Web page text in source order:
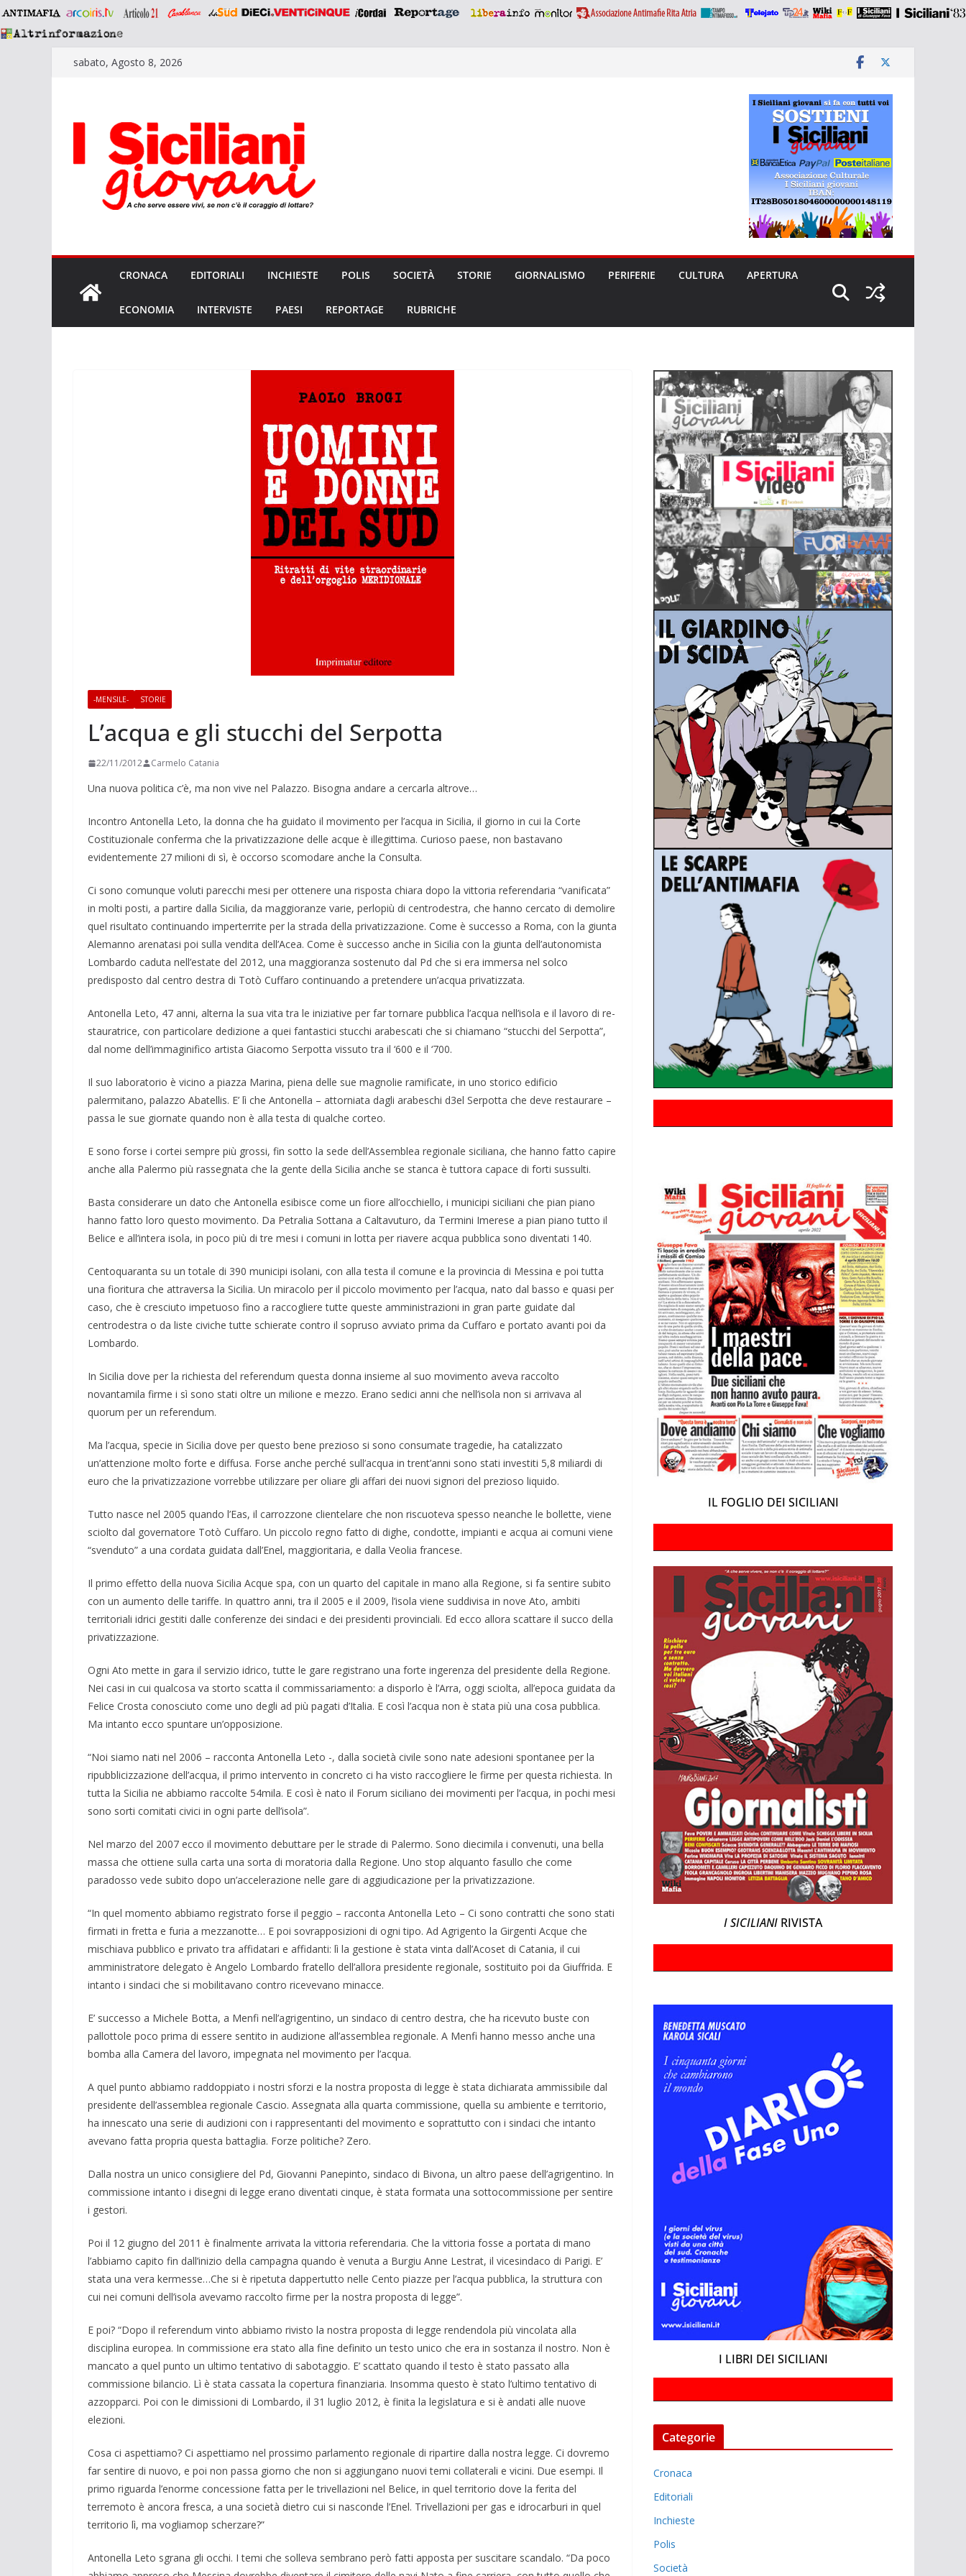
Saltasabato, Agosto 8, 2026
CRONACA EDITORIALI INCHIESTE POLIS SOCIETÀ STORIE GIORNALISMO PERIFERIE CULTURA APERTURA
ECONOMIA INTERVISTE PAESI REPORTAGE RUBRICHE
-MENSILE- STORIE
L’acqua e gli stucchi del Serpotta
22/11/2012 Carmelo Catania
Una nuova politica c’è, ma non vive nel Palaz­zo. Bisogna andare a cercarla altrove…
Incontro Antonella Leto, la donna che ha guidato il movimento per l’acqua in Sicilia, il giorno in cui la Corte
Costitu­zionale conferma che la privatizzazione delle acque è illegittima. Curioso paese, non bastavano
evidentemente 27 milio­ni di sì, è occorso scomodare anche la Consulta.
Ci sono comunque voluti parecchi mesi per ottenere una risposta chiara dopo la vittoria referendaria “vanificata”
in molti posti, a partire dalla Sicilia, da maggio­ranze varie, perlopiù di centrodestra, che hanno cercato di demolire
quel risultato continuando imperterrite per la strada del­la privatizzazione. Come è successo a Roma, con la giunta
Alemanno arenatasi poi sulla vendita dell’Acea. Come è suc­cesso anche in Sicilia con la giunta dell’autonomista
Lombardo caduta nell’estate del 2012, una maggioranza so­stenuto dal Pd che si era immersa nel sol­co
predisposto dal centro destra di Totò Cuffaro continuando a pretendere un’acqua privatizzata.
Antonella Leto, 47 anni, alterna la sua vita tra le iniziative per far tornare pubbli­ca l’acqua nell’isola e il lavoro di re­
stauratrice, con particolare dedizione a quei fantastici stucchi arabescati che si chiamano “stucchi del Serpotta”,
dal nome dell’immaginifico artista Giacomo Serpotta vissuto tra il ‘600 e il ‘700.
Il suo laboratorio è vicino a piazza Ma­rina, piena delle sue magnolie ramificate, in uno storico edificio
palermitano, palaz­zo Abatellis. E’ lì che Antonella – attor­niata dagli arabeschi d3el Serpotta che deve restaurare –
passa le sue giornate quando non è alla testa di qualche corteo.
E sono forse i cortei sempre più grossi, fin sotto la sede dell’Assemblea regionale siciliana, che hanno fatto capire
anche alla Palermo più rassegnata che la gente della Sicilia anche se stanca è tuttora capace di forti sussulti.
Basta considerare un dato che Antonella esibisce come un fiore all’occhiello, i municipi siciliani che pian piano
hanno fatto loro questo movimento. Da Petralia Sottana a Caltavuturo, da Termini Imerese a pian piano tutto il
Belice e all’intera iso­la, in poco più di tre mesi i comuni in lot­ta per riavere acqua pubblica sono diven­tati 140.
Centoquaranta su un totale di 390 muni­cipi isolani, con alla testa il comune e la provincia di Messina e poi tutta
una fiori­tura che attraversa la Sicilia. Un miracolo per il piccolo movimento per l’acqua, nato dal basso e quasi per
caso, che è cre­sciuto impetuoso fino a raccogliere tutte queste amministrazioni in gran parte gui­date dal
centrodestra o da liste civiche tut­te schierate contro il sopruso avviato pri­ma da Cuffaro e portato avanti poi da
Lombardo.
In Sicilia dove per la richiesta del refe­rendum questa donna insieme al suo mo­vimento aveva raccolto
novantamila firme i sì sono stati oltre un milione e mezzo. Erano sedici anni che nell’isola non si ar­rivava al
quorum per un referendum.
Ma l’acqua, specie in Sicilia dove per questo bene prezioso si sono consumate tragedie, ha catalizzato
un’attenzione molto forte e diffusa. Forse anche perché sull’acqua in trent’anni sono stati investiti 5,8 miliardi di
euro che la privatizzazione vorrebbe utilizzare per oliare gli affari dei nuovi si­gnori del prezioso liquido.
Tutto nasce nel 2005 quando l’Eas, il carrozzone clientelare che non riscuoteva spesso neanche le bollette, viene
sciolto dal governatore Totò Cuffaro. Un piccolo regno fatto di dighe, condotte, impianti e acqua ai comuni viene
“svenduto” a una cordata guidata dall’Enel, maggioritaria, e dalla Veolia francese.
Il primo effetto della nuova Sicilia Ac­que spa, con un quarto del capitale in mano alla Regione, si fa sentire subito
con un aumento delle tariffe. In quattro anni, tra il 2005 e il 2009, l’isola viene suddivi­sa in nove Ato, ambiti
territoriali idrici ge­stiti dalle conferenze dei sindaci e dei pre­sidenti provinciali. Ed ecco allora scattare il succo della
privatizzazione.
Ogni Ato mette in gara il servizio idri­co, tutte le gare registrano una forte inge­renza del presidente della Regione.
Nei casi in cui qualcosa va storto scatta il commissariamento: a disporlo è l’Arra, oggi sciolta, all’epoca guidata da
Felice Crosta conosciuto come uno degli ad più pagati d’Italia. E così l’acqua non è stata più una cosa pubblica.
Ma intanto ecco spuntare un’opposizione.
“Noi siamo nati nel 2006 – racconta Antonella Leto -, dalla società civile sono nate adesioni spontanee per la
ripubbliciz­zazione dell’acqua, il primo intervento in concreto ci ha visto raccogliere le firme per questa richiesta. In
tutta la Sicilia ne abbiamo raccolte 54mila. E così è nato il Forum siciliano dei movimenti per l’acqua, in pochi mesi
sono sorti comitati civici in ogni parte dell’isola”.
Nel marzo del 2007 ecco il movimento debuttare per le strade di Palermo. Sono diecimila i convenuti, una bella
massa che ottiene sulla carta una sorta di moratoria dalla Regione. Uno stop alquanto fasullo che come
paradosso vede subito dopo un’accelerazione nelle gare di aggiudica­zione per la privatizzazione.
“In quel momento abbiamo registrato forse il peggio – racconta Antonella Leto – Ci sono contratti che sono stati
firmati in fretta e furia a mezzanotte… E poi so­vrapposizioni di ogni tipo. Ad Agrigento la Girgenti Acque che
mischiava pubbli­co e privato tra affidatari e affidanti: lì la gestione è stata vinta dall’Acoset di Cata­nia, il cui
amministratore delegato è An­gelo Lombardo fratello dell’allora presi­dente regionale, sostituito poi da Giuffri­da. E
intanto i sindaci che si mobilitavano contro ricevevano minacce.
E’ successo a Michele Botta, a Menfi nell’agrigentino, un sindaco di centro de­stra, che ha ricevuto buste con
pallottole poco prima di essere sentito in audizione all’assemblea regionale. A Menfi hanno messo anche una
bomba alla Camera del lavoro, impegnata nel movimento per l’acqua.
A quel punto abbiamo raddoppiato i no­stri sforzi e la nostra proposta di legge è stata dichiarata ammissibile dal
presidente dell’assemblea regionale Cascio. Asse­gnata alla quarta commissione, quella su ambiente e territorio,
ha innescato una se­rie di audizioni con i rappresentanti del movimento e soprattutto con i sindaci che intanto
avevano fatta propria questa battaglia. Forze politiche? Zero.
Dalla nostra un unico consigliere del Pd, Giovanni Panepinto, sindaco di Bivona, un altro paese dell’agrigentino. In
commissione intanto i disegni di legge erano diventati cinque, è stata formata una sottocommissione per sentire
i gestori.
Poi il 12 giugno del 2011 è finalmente arrivata la vittoria referendaria. Che la vittoria fosse a portata di mano
l’abbiamo capito fin dall’inizio della campagna quando è venuta a Burgiu Anne Lestrat, il vicesindaco di Parigi. E’
stata una vera kermesse…Che si è ripetuta dappertutto nelle Cento piazze per l’acqua pubblica, la struttura con
cui nei comuni dell’isola avevamo raccolto firme per la nostra proposta di legge”.
E poi? “Dopo il referendum vinto abbiamo rivisto la nostra proposta di legge rendendola più vincolata alla
disciplina europea. In commissione era stato alla fine definito un testo unico che era in sostanza il nostro. Non è
mancato a quel punto un ultimo tentativo di sabotaggio. E’ scattato quando il testo è stato passato alla
commissione bilancio. Lì è stata cassata la copertura finanziaria. Insomma questo è stato l’ultimo tentativo di
azzopparci. Poi con le dimissioni di Lombardo, il 31 luglio 2012, è finita la legislatura e si è andati alle nuove
elezioni.
Cosa ci aspettiamo? Ci aspettiamo nel prossimo parlamento regionale di ripartire dalla nostra legge. Ci dovremo
far sentire di nuovo, e poi non passa giorno che non si aggiungano nuovi temi collaterali e vicini. Due esempi. Il
primo riguarda l’enorme concessione fatta per le trivellazioni nel Belice, in quel territorio dove la ferita del
terremoto è ancora fresca, a una società dietro cui si nasconde l’Enel. Trivellazioni per gas e idrocarburi in quel
territorio lì, ma vogliamop scherzare?”
Antonella Leto sgrana gli occhi. I temi che solleva sembrano però fatti apposta per suscitare scandalo. “Da poco
IL FOGLIO DEI SICILIANI
I SICILIANI RIVISTA
I LIBRI DEI SICILIANI
Categorie
Cronaca
Editoriali
Inchieste
Polis
Società